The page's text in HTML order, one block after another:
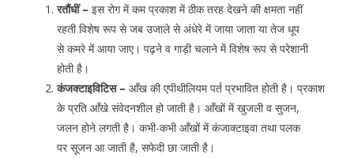
रतौंधीं – इस रोग में कम प्रकाश में ठीक तरह देखने की क्षमता नहीं
रहती विशेष रूप से जब उजाले से अंधेरे में जाया जाता या तेज धूप
से कमरे में आया जाए। पढ़ने व गाड़ी चलाने में विशेष रूप से परेशानी
होती है।
कंजक्टाइविटिस – आँख की एपीथीलियम पर्त प्रभावित होती है। प्रकाश
के प्रति आँखे संवेदनशील हो जाती है। आँखों में खुजली व सुजन,
जलन होने लगती है। कभी-कभी आँखों में कंजाक्टाइवा तथा पलक
पर सूजन आ जाती है, सफेदी छा जाती है।